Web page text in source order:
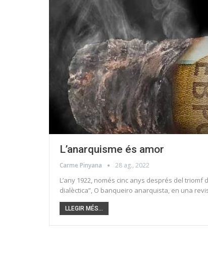
L’anarquisme és amor
Carme Pinyana 28 ag., 2022
L’any 1922, només cinc anys després del
dialèctica”, O banqueiro anarquista, en una
LLEGIR MÉS...